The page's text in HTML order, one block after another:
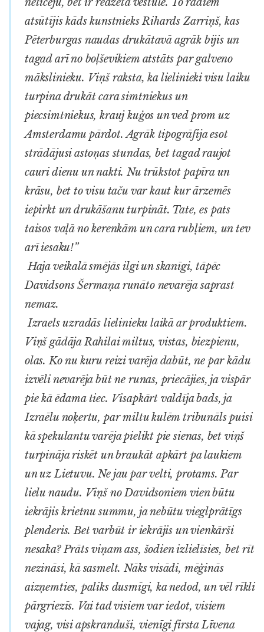
atsūtījis kāds kunstnieks Rihards Zarriņš, kas
Pēterburgas naudas drukātavā agrāk bijis un
tagad arī no boļševikiem atstāts par galveno
mākslinieku. Viņš raksta, ka lielinieki visu laiku
turpina drukāt cara simtniekus un
piecsimtniekus, krauj kuģos un ved prom uz
Amsterdamu pārdot. Agrāk tipogrāfija esot
strādājusi astoņas stundas, bet tagad raujot
cauri dienu un nakti. Nu trūkstot papīra un
krāsu, bet to visu taču var kaut kur ārzemēs
iepirkt un drukāšanu turpināt. Tate, es pats
taisos vaļā no kerenkām un cara rubļiem, un tev
arī iesaku!”
Haja veikalā smējās ilgi un skanīgi, tāpēc
Davidsons Šermaņa runāto nevarēja saprast
nemaz.
Izraels uzradās lielinieku laikā ar produktiem.
Viņš gādāja Rahilai miltus, vistas, biezpienu,
olas. Ko nu kuru reizi varēja dabūt, ne par kādu
izvēli nevarēja būt ne runas, priecājies, ja vispār
pie kā ēdama tiec. Visapkārt valdīja bads, ja
Izraēlu noķertu, par miltu kulēm tribunāls puisi
kā spekulantu varēja pielikt pie sienas, bet viņš
turpināja riskēt un braukāt apkārt pa laukiem
un uz Lietuvu. Ne jau par velti, protams. Par
lielu naudu. Viņš no Davidsoniem vien būtu
iekrājis krietnu summu, ja nebūtu vieglprātīgs
plenderis. Bet varbūt ir iekrājis un vienkārši
nesaka? Prāts viņam ass, šodien izlielīsies, bet rīt
nezināsi, kā sasmelt. Nāks visādi, mēģinās
aizņemties, paliks dusmīgi, ka nedod, un vēl rīkli
pārgriezīs. Vai tad visiem var iedot, visiem
vajag, visi apskranduši, vienīgi firsta Līvena